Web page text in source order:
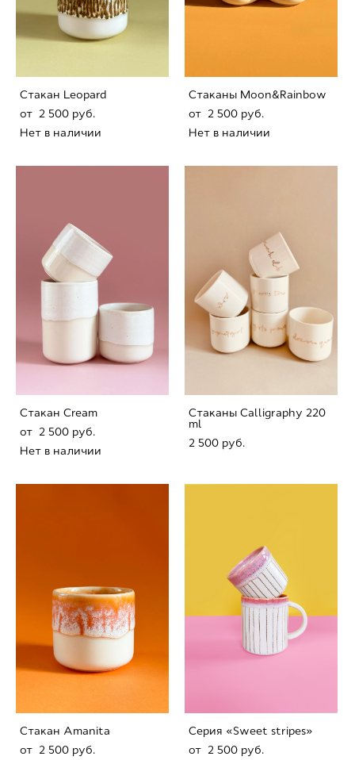
Стaкан Leopard
от 2 500 pуб.
Нет в наличии
Стaканы Moon&Rainbow
от 2 500 pуб.
Нет в наличии
Стaкан Сream
от 2 500 pуб.
Нет в наличии
Стaканы Calligraphy 220
ml
2 500 pуб.
Стaкан Amanita
от 2 500 pуб.
Серия «Sweet stripes»
от 2 500 pуб.